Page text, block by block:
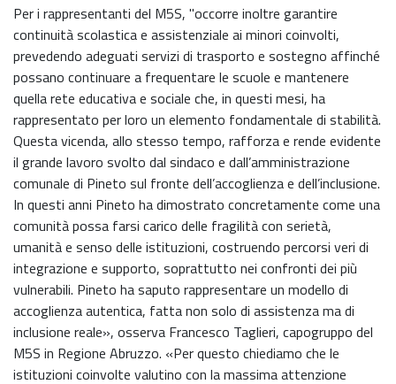
Per i rappresentanti del M5S, "occorre inoltre garantire
continuità scolastica e assistenziale ai minori coinvolti,
prevedendo adeguati servizi di trasporto e sostegno affinché
possano continuare a frequentare le scuole e mantenere
quella rete educativa e sociale che, in questi mesi, ha
rappresentato per loro un elemento fondamentale di stabilità.
Questa vicenda, allo stesso tempo, rafforza e rende evidente
il grande lavoro svolto dal sindaco e dall’amministrazione
comunale di Pineto sul fronte dell’accoglienza e dell’inclusione.
In questi anni Pineto ha dimostrato concretamente come una
comunità possa farsi carico delle fragilità con serietà,
umanità e senso delle istituzioni, costruendo percorsi veri di
integrazione e supporto, soprattutto nei confronti dei più
vulnerabili. Pineto ha saputo rappresentare un modello di
accoglienza autentica, fatta non solo di assistenza ma di
inclusione reale», osserva Francesco Taglieri, capogruppo del
M5S in Regione Abruzzo. «Per questo chiediamo che le
istituzioni coinvolte valutino con la massima attenzione